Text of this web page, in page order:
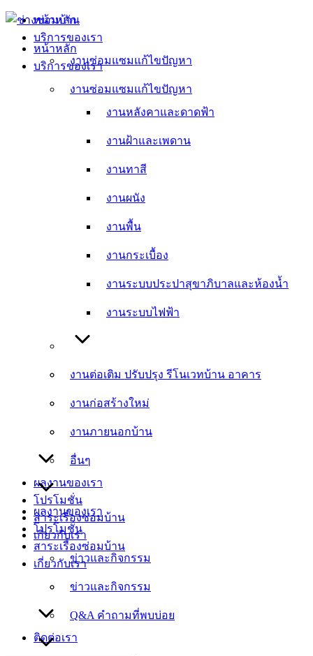
Skip
content
หน้าหลัก
บริการของเรา
งานซ่อมแซมแก้ไขปัญหา
งานหลังคาและดาดฟ้า
งานฝ้าและเพดาน
งานทาสี
งานผนัง
งานพื้น
งานกระเบื้อง
งานระบบประปาสุขาภิบาลและห้องน้ำ
งานระบบไฟฟ้า
งานต่อเติม ปรับปรุง รีโนเวทบ้าน อาคาร
งานก่อสร้างใหม่
งานภายนอกบ้าน
อื่นๆ
ผลงานของเรา
โปรโมชั่น
สาระเรื่องซ่อมบ้าน
เกี่ยวกับเรา
ข่าวและกิจกรรม
Q&A คำถามที่พบบ่อย
หน้าหลัก
บริการของเรา
งานซ่อมแซมแก้ไขปัญหา
งานหลังคาและดาดฟ้า
งานฝ้าและเพดาน
งานทาสี
งานผนัง
งานพื้น
งานกระเบื้อง
งานระบบประปาสุขาภิบาลและห้องน้ำ
งานระบบไฟฟ้า
งานต่อเติม ปรับปรุง รีโนเวทบ้าน อาคาร
งานก่อสร้างใหม่
งานภายนอกบ้าน
อื่นๆ
ผลงานของเรา
โปรโมชั่น
สาระเรื่องซ่อมบ้าน
เกี่ยวกับเรา
ข่าวและกิจกรรม
Q&A คำถามที่พบบ่อย
ติดต่อเรา